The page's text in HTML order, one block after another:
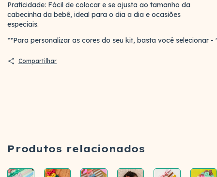
Praticidade: Fácil de colocar e se ajusta ao tamanho da
cabecinha da bebê, ideal para o dia a dia e ocasiões
especiais.
**Para personalizar as cores do seu kit, basta você selecionar -
Compartilhar
Produtos relacionados